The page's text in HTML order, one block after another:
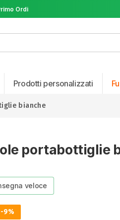
Ordine
Prodotti personalizzati
bianche
portabottiglie
veloce
9%